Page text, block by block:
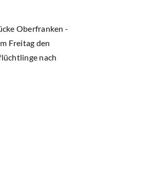
Oberfranken -
Freitag den
nach